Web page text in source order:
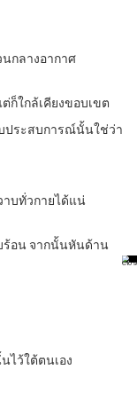
กลางอากาศ
ก็ใกล้เคียงขอบเขต
ประสบการณ์นั้นใช่ว่า
าบทั่วกายได้แน่
ร้อน จากนั้นหันด้าน
ไว้ใต้ตนเอง